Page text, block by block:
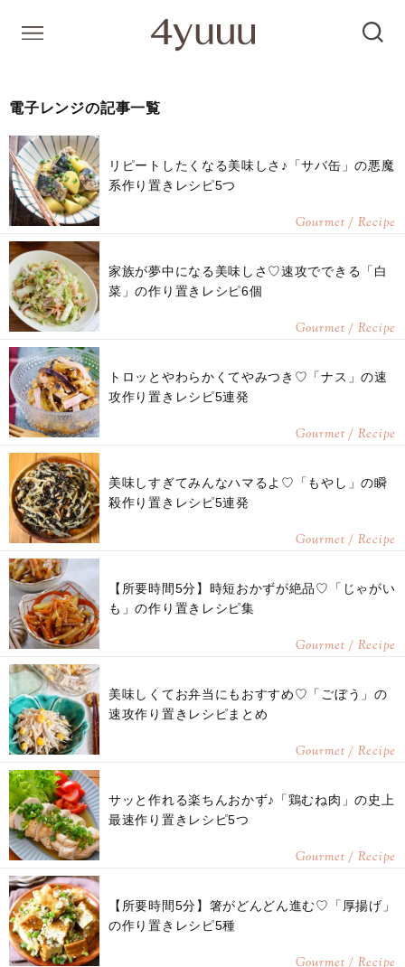
電子レンジの記事一覧
リピートしたくなる美味しさ♪「サバ缶」の悪魔
系作り置きレシピ5つ
Gourmet / Recipe
家族が夢中になる美味しさ♡速攻でできる「白
菜」の作り置きレシピ6個
Gourmet / Recipe
トロッとやわらかくてやみつき♡「ナス」の速
攻作り置きレシピ5連発
Gourmet / Recipe
美味しすぎてみんなハマるよ♡「もやし」の瞬
殺作り置きレシピ5連発
Gourmet / Recipe
【所要時間5分】時短おかずが絶品♡「じゃがい
も」の作り置きレシピ集
Gourmet / Recipe
美味しくてお弁当にもおすすめ♡「ごぼう」の
速攻作り置きレシピまとめ
Gourmet / Recipe
サッと作れる楽ちんおかず♪「鶏むね肉」の史上
最速作り置きレシピ5つ
Gourmet / Recipe
【所要時間5分】箸がどんどん進む♡「厚揚げ」
の作り置きレシピ5種
Gourmet / Recipe